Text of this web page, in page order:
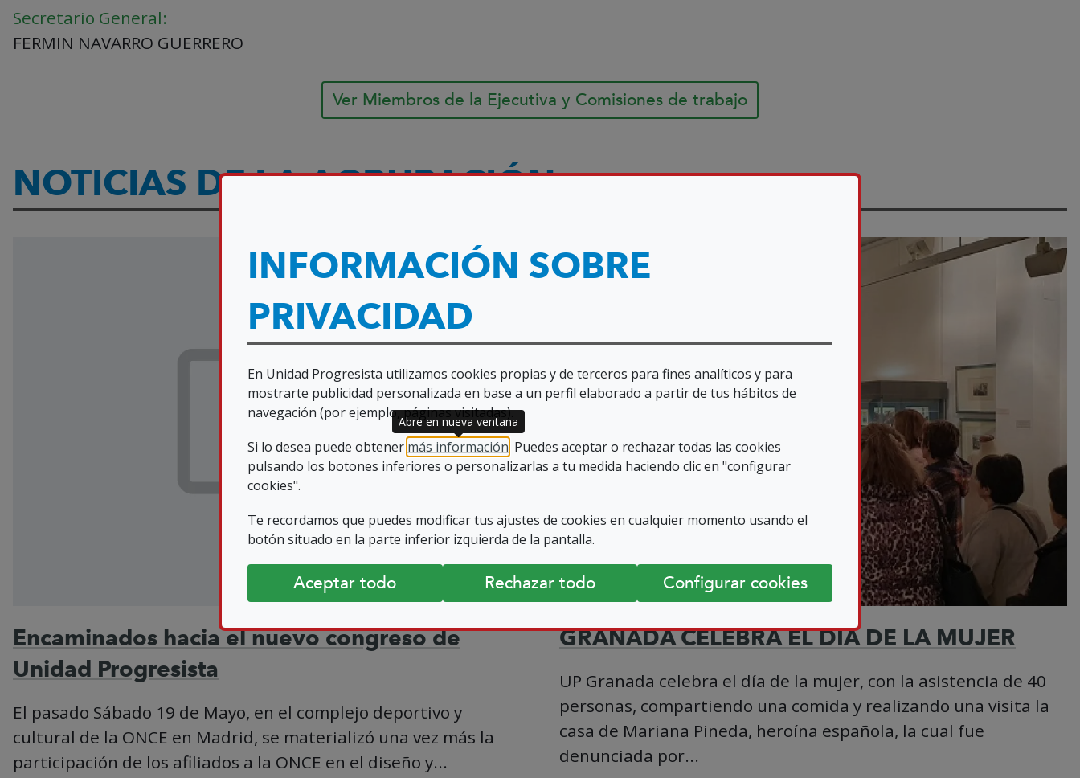
INFORMACIÓN SOBRE
PRIVACIDAD
En Unidad Progresista utilizamos cookies propias y de terceros para fines analíticos y para
mostrarte publicidad personalizada en base a un perfil elaborado a partir de tus hábitos de
navegación (por ejemplo, páginas visitadas).
Si lo desea puede obtener más información . Puedes aceptar o rechazar todas las cookies
pulsando los botones inferiores o personalizarlas a tu medida haciendo clic en "configurar
cookies".
Te recordamos que puedes modificar tus ajustes de cookies en cualquier momento usando el
botón situado en la parte inferior izquierda de la pantalla.
Aceptar todo Rechazar todo Configurar cookies
Abre en nueva ventana
Secretario General:
FERMIN NAVARRO GUERRERO
Ver Miembros de la Ejecutiva y Comisiones de trabajo
NOTICIAS DE LA AGRUPACIÓN
Visualizando 10 resultados, página 1 de 3
Encaminados hacia el nuevo congreso de
Unidad Progresista
El pasado Sábado 19 de Mayo, en el complejo deportivo y
cultural de la ONCE en Madrid, se materializó una vez más la
participación de los afiliados a la ONCE en el diseño y...
GRANADA CELEBRA EL DIA DE LA MUJER
UP Granada celebra el día de la mujer, con la asistencia de 40
personas, compartiendo una comida y realizando una visita la
casa de Mariana Pineda, heroína española, la cual fue
denunciada por...